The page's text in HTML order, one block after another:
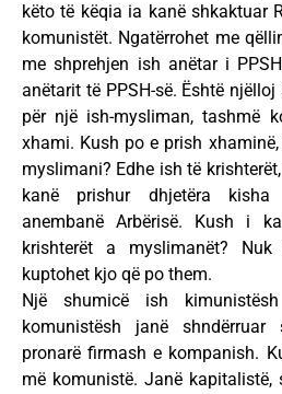
këto të këqia ia kanë shkaktuar
komunistët. Ngatërrohet me
me shprehjen ish anëtar i
anëtarit të PPSH-së. Është
për një ish-mysliman, tashmë
xhami. Kush po e prish
myslimani? Edhe ish të
kanë prishur dhjetëra kisha
anembanë Arbërisë. Kush i
krishterët a myslimanët?
kuptohet kjo që po them.
Një shumicë ish
komunistësh janë
pronarë firmash e kompanish.
më komunistë. Janë